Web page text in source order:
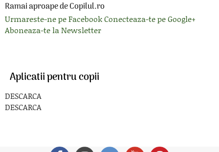
Ramai aproape de Copilul.ro
Urmareste-ne pe FacebookConecteaza-te pe Google+
Aboneaza-te la Newsletter
Aplicatii pentru copii
DESCARCA
DESCARCA